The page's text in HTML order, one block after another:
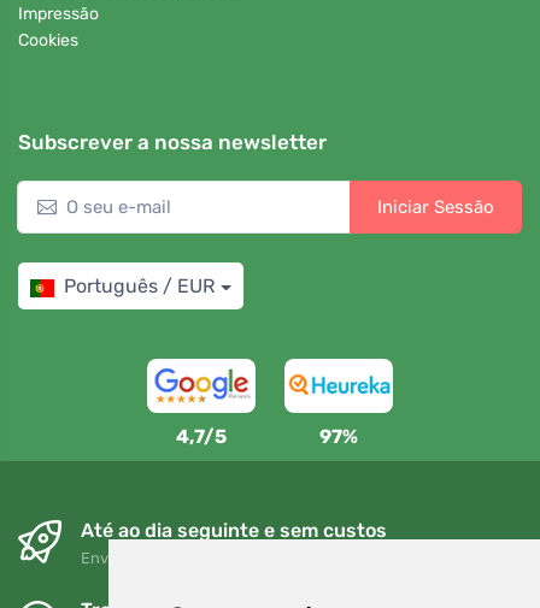
Impressão
Cookies
Subscrever a nossa newsletter
Iniciar Sessão
Português / EUR
4,7/5 97%
Até ao dia seguinte e sem custos
Envio gratuito para encomendas superiores a 80 EUR